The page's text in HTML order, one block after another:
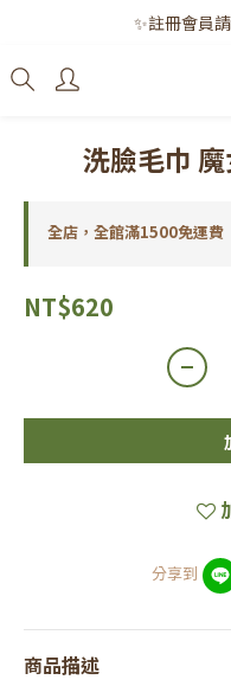
✨註冊會員
✨註冊會員
｜每月8
洗臉毛巾
全店，全館滿1500免運費
NT$620
分享到
商品描述